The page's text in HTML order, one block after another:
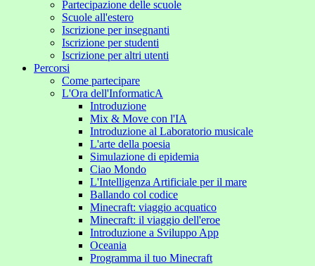
Partecipazione delle scuole
Scuole all'estero
Iscrizione per insegnanti
Iscrizione per studenti
Iscrizione per altri utenti
Percorsi
Come partecipare
L'Ora dell'InformaticA
Introduzione
Mix & Move con l'IA
Introduzione al Laboratorio musicale
L'arte della poesia
Simulazione di epidemia
Ciao Mondo
L'Intelligenza Artificiale per il mare
Ballando col codice
Minecraft: viaggio acquatico
Minecraft: il viaggio dell'eroe
Introduzione a Sviluppo App
Oceania
Programma il tuo Minecraft